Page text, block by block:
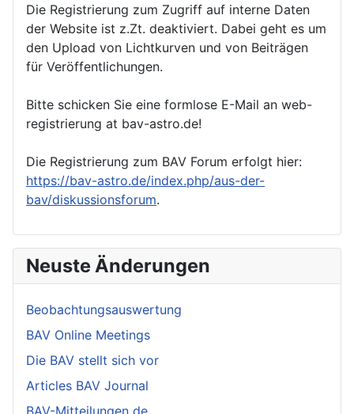
Die Registrierung zum Zugriff auf interne Daten
der Website ist z.Zt. deaktiviert. Dabei geht es um
den Upload von Lichtkurven und von Beiträgen
für Veröffentlichungen.
Bitte schicken Sie eine formlose E-Mail an web-
registrierung at bav-astro.de!
Die Registrierung zum BAV Forum erfolgt hier:
https://bav-astro.de/index.php/aus-der-
bav/diskussionsforum.
Neuste Änderungen
Beobachtungsauswertung
BAV Online Meetings
Die BAV stellt sich vor
Articles BAV Journal
BAV-Mitteilungen de